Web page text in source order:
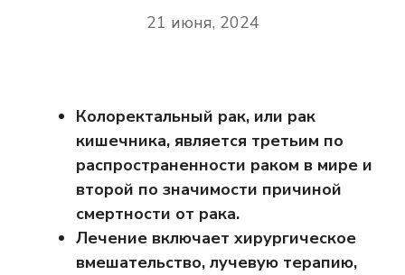
21 июня, 2024
Колоректальный рак, или рак
кишечника, является третьим по
распространенности раком в мире и
второй по значимости причиной
смертности от рака.
Лечение включает хирургическое
вмешательство, лучевую терапию,